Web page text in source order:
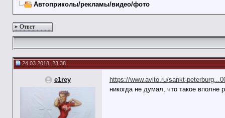
Автоприколы/рекламы/видео/фото
Ответ
24.03.2018, 23:38
e1rey
https://www.avito.ru/sankt-
никогда не думал, что такое вполне